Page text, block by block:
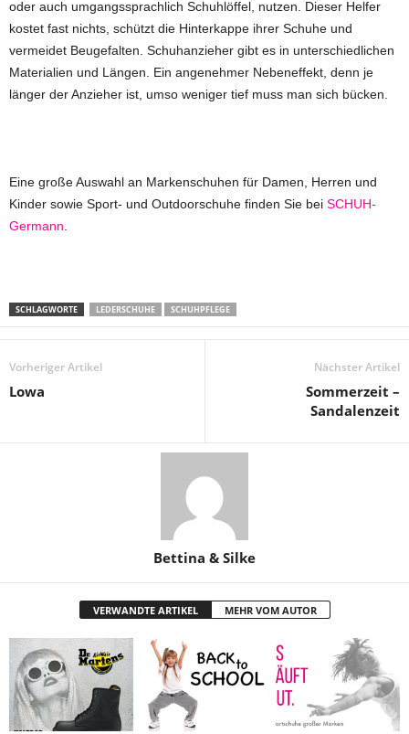
oder auch umgangssprachlich Schuhlöffel, nutzen. Dieser Helfer
kostet fast nichts, schützt die Hinterkappe ihrer Schuhe und
vermeidet Beugefalten. Schuhanzieher gibt es in unterschiedlichen
Materialien und Längen. Ein angenehmer Nebeneffekt, denn je
länger der Anzieher ist, umso weniger tief muss man sich bücken.
Eine große Auswahl an Markenschuhen für Damen, Herren und
Kinder sowie Sport- und Outdoorschuhe finden Sie bei SCHUH-
Germann.
SCHLAGWORTE LEDERSCHUHE SCHUHPFLEGE
Vorheriger Artikel
Lowa
Nächster Artikel
Sommerzeit –
Sandalenzeit
Bettina & Silke
VERWANDTE ARTIKEL MEHR VOM AUTOR